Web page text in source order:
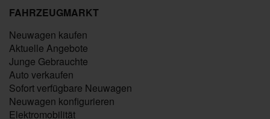
FAHRZEUGMARKT
Neuwagen kaufen
Aktuelle Angebote
Junge Gebrauchte
Auto verkaufen
Sofort verfügbare Neuwagen
Neuwagen konfigurieren
Elektromobilität